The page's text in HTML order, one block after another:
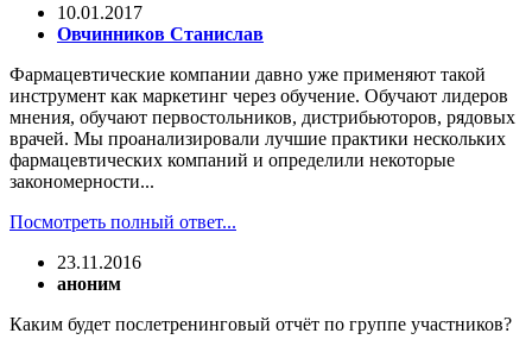
10.01.2017
Овчинников Станислав
Фармацевтические компании давно уже применяют такой
инструмент как маркетинг через обучение. Обучают лидеров
мнения, обучают первостольников, дистрибьюторов, рядовых
врачей. Мы проанализировали лучшие практики нескольких
фармацевтических компаний и определили некоторые
закономерности...
Посмотреть полный ответ...
23.11.2016
аноним
Каким будет послетренинговый отчёт по группе участников?